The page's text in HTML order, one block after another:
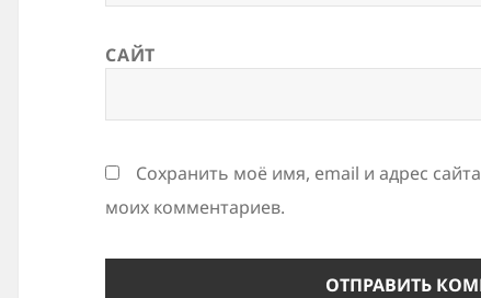
САЙТ
Сохранить моё имя, email и адрес
моих комментариев.